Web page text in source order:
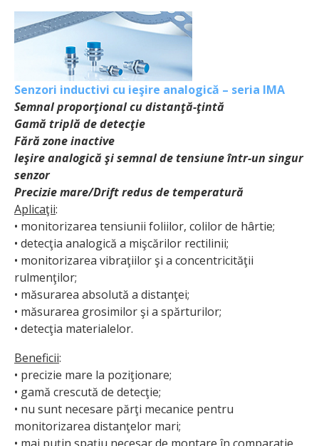
Senzori inductivi cu ieşire analogică – seria IMA
Semnal proporţional cu distanţă-ţintă
Gamă triplă de detecţie
Fără zone inactive
Ieşire analogică şi semnal de tensiune într-un singur
senzor
Precizie mare/Drift redus de temperatură
Aplicaţii:
• monitorizarea tensiunii foliilor, colilor de hârtie;
• detecţia analogică a mişcărilor rectilinii;
• monitorizarea vibraţiilor şi a concentricităţii
rulmenţilor;
• măsurarea absolută a distanţei;
• măsurarea grosimilor şi a spărturilor;
• detecţia materialelor.
Beneficii:
• precizie mare la poziţionare;
• gamă crescută de detecţie;
• nu sunt necesare părţi mecanice pentru
monitorizarea distanţelor mari;